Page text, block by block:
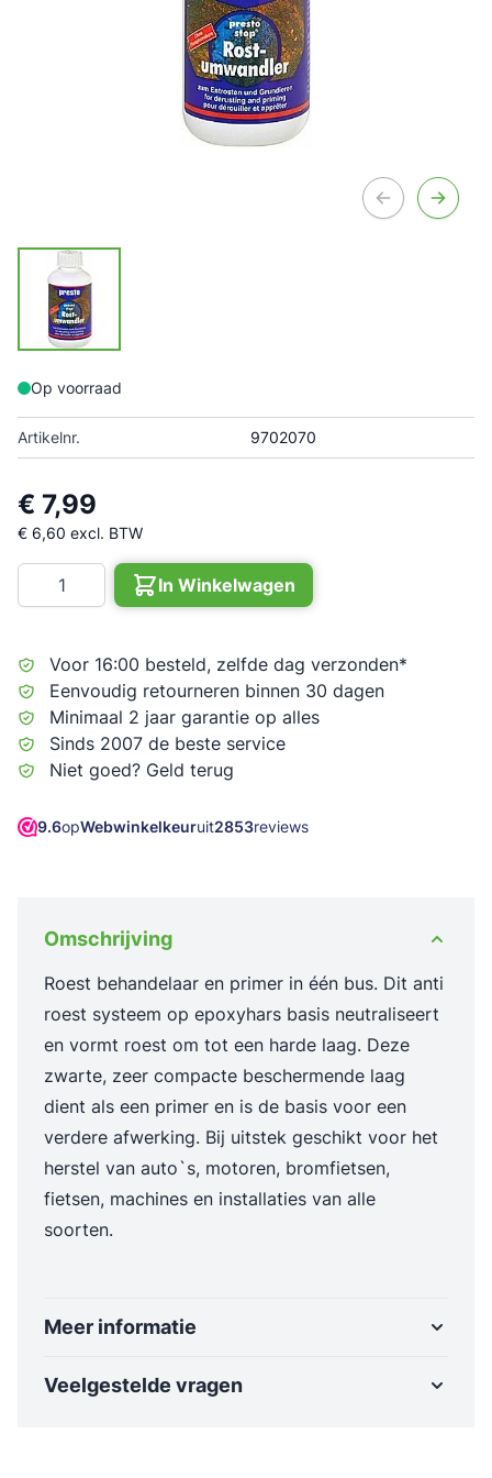
Op voorraad
Artikelnr. 9702070
€ 7,99
€ 6,60 excl. BTW
Aantal
In Winkelwagen
Voor 16:00 besteld, zelfde dag verzonden*
Eenvoudig retourneren binnen 30 dagen
Minimaal 2 jaar garantie op alles
Sinds 2007 de beste service
Niet goed? Geld terug
9.6opWebwinkelkeuruit2853reviews
Omschrijving
Roest behandelaar en primer in één bus. Dit anti
roest systeem op epoxyhars basis neutraliseert
en vormt roest om tot een harde laag. Deze
zwarte, zeer compacte beschermende laag
dient als een primer en is de basis voor een
verdere afwerking. Bij uitstek geschikt voor het
herstel van auto`s, motoren, bromfietsen,
fietsen, machines en installaties van alle
soorten.
Meer informatie
Veelgestelde vragen